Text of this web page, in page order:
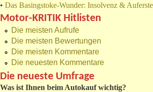
• Das Basingstoke-Wunder: Insolvenz &
Motor-KRITIK Hitlisten
Die meisten Aufrufe
Die meisten Bewertungen
Die meisten Kommentare
Die neuesten Kommentare
Die neueste Umfrage
Was ist Ihnen beim Autokauf wichtig?